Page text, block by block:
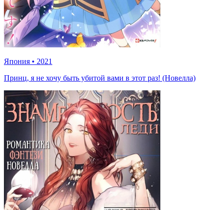
Япония • 2021
Принц, я не хочу быть убитой вами в этот раз! (Новелла)